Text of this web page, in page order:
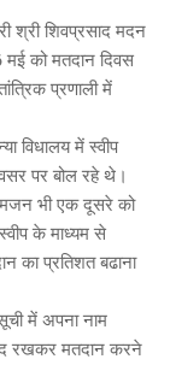
श्री शिवप्रसाद मदन
को मतदान दिवस
प्रणाली में
विधालय में स्वीप
पर बोल रहे थे।
भी एक दूसरे को
के माध्यम से
का प्रतिशत बढाना
में अपना नाम
रखकर मतदान करने